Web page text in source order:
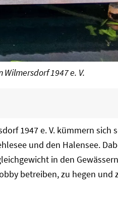
1947 e. V.
1947 e. V. kümmern sich
und den Halensee.
in den Gewässern
betreiben, zu hegen und